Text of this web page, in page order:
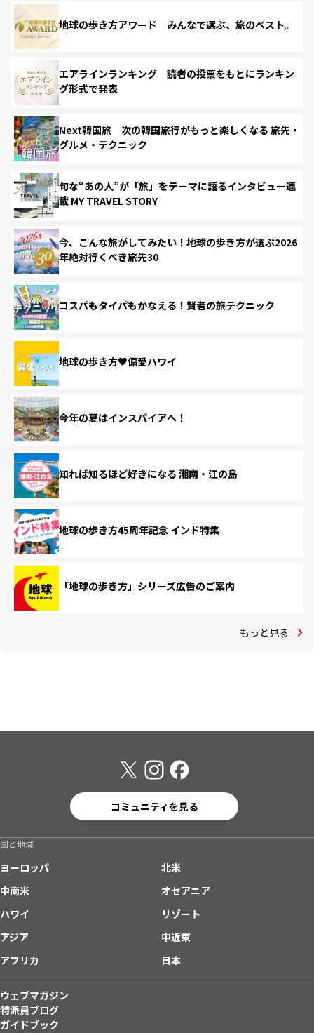
地球の歩き方アワード みんなで選ぶ、旅のベスト。
エアラインランキング 読者の投票をもとにランキン
グ形式で発表
Next韓国旅 次の韓国旅行がもっと楽しくなる 旅先・
グルメ・テクニック
旬な“あの人”が「旅」をテーマに語るインタビュー連
載 MY TRAVEL STORY
今、こんな旅がしてみたい！地球の歩き方が選ぶ2026
年絶対行くべき旅先30
コスパもタイパもかなえる！賢者の旅テクニック
地球の歩き方♥偏愛ハワイ
今年の夏はインスパイアへ！
知れば知るほど好きになる 湘南・江の島
地球の歩き方45周年記念 インド特集
「地球の歩き方」シリーズ広告のご案内
もっと見る
コミュニティを見る
国と地域
ヨーロッパ
北米
中南米
オセアニア
ハワイ
リゾート
アジア
中近東
アフリカ
日本
ウェブマガジン
特派員ブログ
ガイドブック